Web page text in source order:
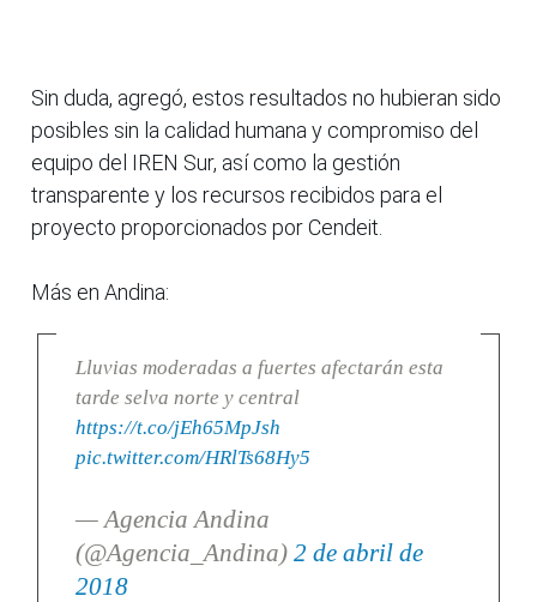
Sin duda, agregó, estos resultados no hubieran sido
posibles sin la calidad humana y compromiso del
equipo del IREN Sur, así como la gestión
transparente y los recursos recibidos para el
proyecto proporcionados por Cendeit.
Más en Andina:
Lluvias moderadas a fuertes afectarán esta
tarde selva norte y central
https://t.co/jEh65MpJsh
pic.twitter.com/HRlTs68Hy5
— Agencia Andina
(@Agencia_Andina) 2 de abril de
2018